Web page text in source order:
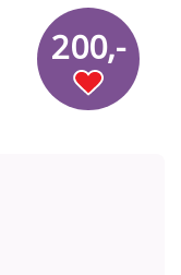
200,-